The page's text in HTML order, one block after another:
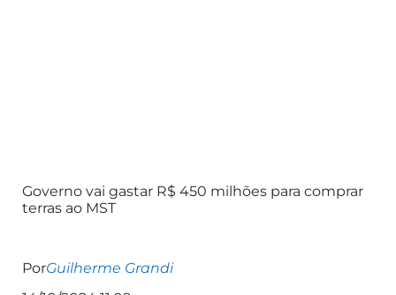
Governo vai gastar R$ 450 milhões para comprar
terras ao MST
PorGuilherme Grandi